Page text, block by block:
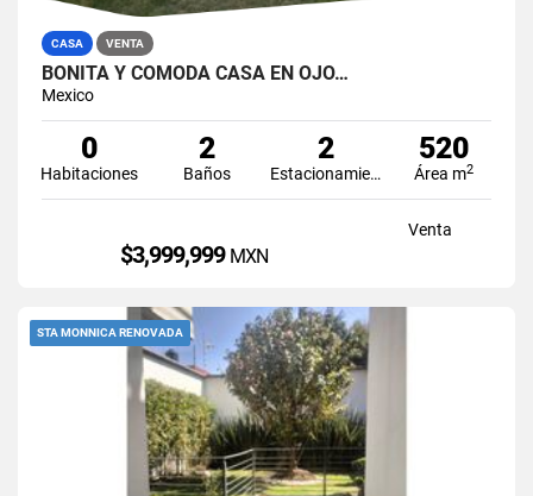
CASA VENTA
BONITA Y CÓMODA CASA EN OJO…
Mexico
0
Habitaciones
2
Baños
2
Estacionamiento
520
Área m2
Venta
$3,999,999 MXN
STA MONNICA RENOVADA